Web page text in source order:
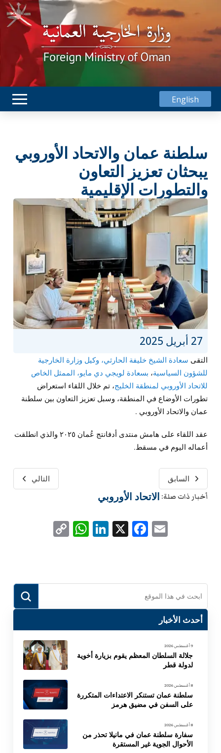
English
سلطنة عمان والاتحاد الأوروبي
يبحثان تعزيز التعاون
والتطورات الإقليمية
27 أبريل 2025
التقى سعادة الشيخ خليفة الحارثي، وكيل وزارة الخارجية
للشؤون السياسية، بسعادة لويجي دي مايو، الممثل الخاص
للاتحاد الأوروبي لمنطقة الخليج، تم خلال اللقاء استعراض
تطورات الأوضاع في المنطقة، وسبل تعزيز التعاون بين سلطنة
عمان والاتحاد الأوروبي .
عقد اللقاء على هامش منتدى أدفانتج عُمان ٢٠٢٥ والذي انطلقت
أعماله اليوم في مسقط.
السابق التالي
أخبار ذات صلة: الاتحاد الأوروبي
Email
Facebook
X
LinkedIn
WhatsApp
Copy
Search
أحدث الأخبار
9 أغسطس 2026
جلالة السلطان المعظم يقوم بزيارة أخوية
لدولة قطر
8 أغسطس 2026
سلطنة عمان تستنكر الاعتداءات المتكررة
على السفن في مضيق هرمز
8 أغسطس 2026
سفارة سلطنة عمان في مانيلا تحذر من
الأحوال الجوية غير المستقرة